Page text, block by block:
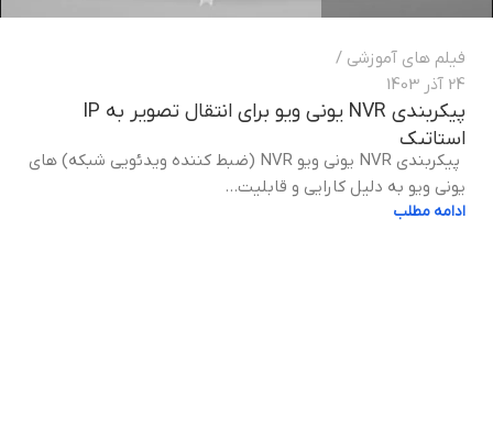
فیلم های آموزشی
24 آذر 1403
پیکربندی NVR یونی ویو برای انتقال تصویر به IP
استاتیک
پیکربندی NVR یونی ویو NVR (ضبط کننده ویدئویی شبکه) های
یونی ویو به دلیل کارایی و قابلیت‌...
ادامه مطلب